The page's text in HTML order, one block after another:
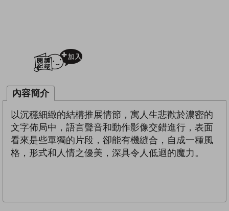
內容簡介
以沉穩細緻的結構推展情節，寓人生悲歡於濃密的
文字佈局中，語言聲音和動作影像交錯進行，表面
看來是些單獨的片段，卻能有機縫合，自成一種風
格，形式和人情之優美，深具令人低迴的魔力。